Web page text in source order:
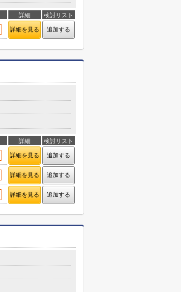
詳細 検討リスト
詳細を見る 追加する
詳細 検討リスト
詳細を見る 追加する
詳細を見る 追加する
詳細を見る 追加する